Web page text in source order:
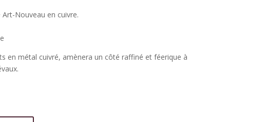
Nouveau en cuivre.
en métal cuivré, amènera un côté raffiné et féerique à